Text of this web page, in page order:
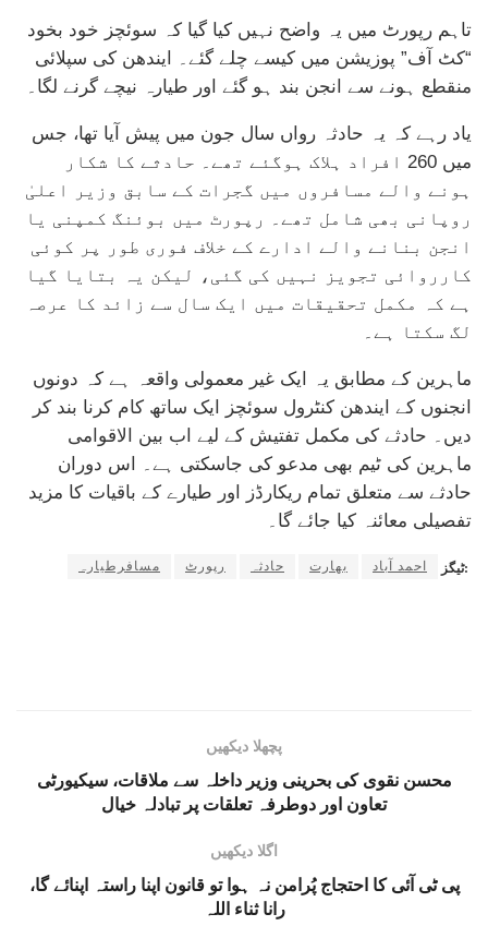
تاہم رپورٹ میں یہ واضح نہیں کیا گیا کہ سوئچز خود بخود
“کٹ آف” پوزیشن میں کیسے چلے گئے۔ ایندھن کی سپلائی
منقطع ہونے سے انجن بند ہو گئے اور طیارہ نیچے گرنے لگا۔
یاد رہے کہ یہ حادثہ رواں سال جون میں پیش آیا تھا، جس
میں 260 افراد ہلاک ہوگئے تھے۔ حادثے کا شکار
ہونے والے مسافروں میں گجرات کے سابق وزیر اعلیٰ
روپانی بھی شامل تھے۔ رپورٹ میں بوئنگ کمپنی یا
انجن بنانے والے ادارے کے خلاف فوری طور پر کوئی
کارروائی تجویز نہیں کی گئی، لیکن یہ بتایا گیا
ہے کہ مکمل تحقیقات میں ایک سال سے زائد کا عرصہ
لگ سکتا ہے۔
ماہرین کے مطابق یہ ایک غیر معمولی واقعہ ہے کہ دونوں
انجنوں کے ایندھن کنٹرول سوئچز ایک ساتھ کام کرنا بند کر
دیں۔ حادثے کی مکمل تفتیش کے لیے اب بین الاقوامی
ماہرین کی ٹیم بھی مدعو کی جاسکتی ہے۔ اس دوران
حادثے سے متعلق تمام ریکارڈز اور طیارے کے باقیات کا مزید
تفصیلی معائنہ کیا جائے گا۔
ٹیگز: احمد آباد بھارت حادثہ رپورٹ مسافرطیارہ
پچھلا دیکھیں
محسن نقوی کی بحرینی وزیر داخلہ سے ملاقات، سیکیورٹی
تعاون اور دوطرفہ تعلقات پر تبادلہ خیال
اگلا دیکھیں
پی ٹی آئی کا احتجاج پُرامن نہ ہوا تو قانون اپنا راستہ اپنائے گا،
رانا ثناء اللہ